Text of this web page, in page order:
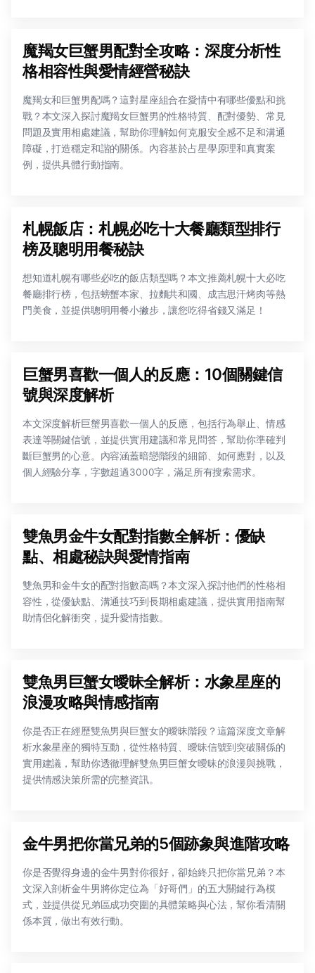
魔羯女巨蟹男配對全攻略：深度分析性
格相容性與愛情經營秘訣
魔羯女和巨蟹男配嗎？這對星座組合在愛情中有哪些優點和挑
戰？本文深入探討魔羯女巨蟹男的性格特質、配對優勢、常見
問題及實用相處建議，幫助你理解如何克服安全感不足和溝通
障礙，打造穩定和諧的關係。內容基於占星學原理和真實案
例，提供具體行動指南。
札幌飯店：札幌必吃十大餐廳類型排行
榜及聰明用餐秘訣
想知道札幌有哪些必吃的飯店類型嗎？本文推薦札幌十大必吃
餐廳排行榜，包括螃蟹本家、拉麵共和國、成吉思汗烤肉等熱
門美食，並提供聰明用餐小撇步，讓您吃得省錢又滿足！
巨蟹男喜歡一個人的反應：10個關鍵信
號與深度解析
本文深度解析巨蟹男喜歡一個人的反應，包括行為舉止、情感
表達等關鍵信號，並提供實用建議和常見問答，幫助你準確判
斷巨蟹男的心意。內容涵蓋暗戀階段的細節、如何應對，以及
個人經驗分享，字數超過3000字，滿足所有搜索需求。
雙魚男金牛女配對指數全解析：優缺
點、相處秘訣與愛情指南
雙魚男和金牛女的配對指數高嗎？本文深入探討他們的性格相
容性，從優缺點、溝通技巧到長期相處建議，提供實用指南幫
助情侶化解衝突，提升愛情指數。
雙魚男巨蟹女曖昧全解析：水象星座的
浪漫攻略與情感指南
你是否正在經歷雙魚男與巨蟹女的曖昧階段？這篇深度文章解
析水象星座的獨特互動，從性格特質、曖昧信號到突破關係的
實用建議，幫助你透徹理解雙魚男巨蟹女曖昧的浪漫與挑戰，
提供情感決策所需的完整資訊。
金牛男把你當兄弟的5個跡象與進階攻略
你是否覺得身邊的金牛男對你很好，卻始終只把你當兄弟？本
文深入剖析金牛男將你定位為「好哥們」的五大關鍵行為模
式，並提供從兄弟區成功突圍的具體策略與心法，幫你看清關
係本質，做出有效行動。